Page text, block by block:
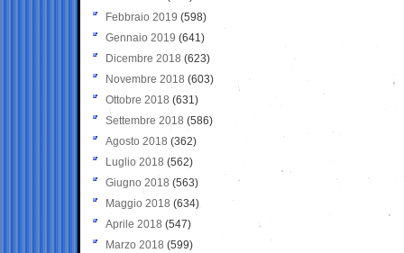
Febbraio 2019 (598)
Gennaio 2019 (641)
Dicembre 2018 (623)
Novembre 2018 (603)
Ottobre 2018 (631)
Settembre 2018 (586)
Agosto 2018 (362)
Luglio 2018 (562)
Giugno 2018 (563)
Maggio 2018 (634)
Aprile 2018 (547)
Marzo 2018 (599)